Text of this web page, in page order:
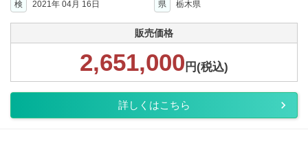
検
2021年 04月 16日 県 栃木県
販売価格
2,651,000 円(税込)
詳しくはこちら